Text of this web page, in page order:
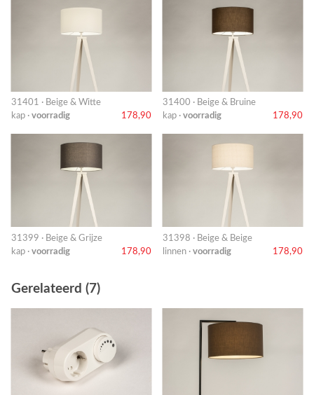
31401 · Beige & Witte
kap · voorradig 178,90
31400 · Beige & Bruine
kap · voorradig 178,90
31399 · Beige & Grijze
kap · voorradig 178,90
31398 · Beige & Beige
linnen · voorradig 178,90
Gerelateerd (7)